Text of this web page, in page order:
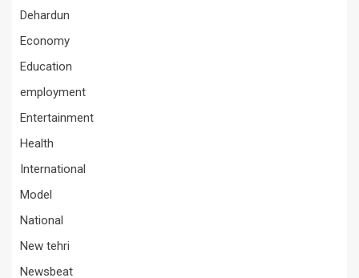
Dehardun
Economy
Education
employment
Entertainment
Health
International
Model
National
New tehri
Newsbeat